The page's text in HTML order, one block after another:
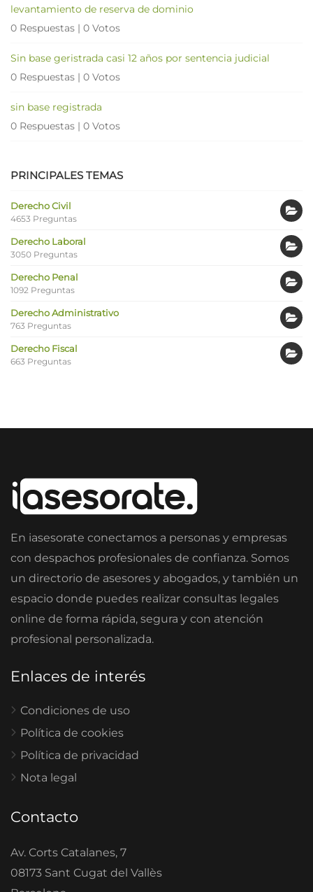
levantamiento de reserva de dominio
0 Respuestas | 0 Votos
Sin base geristrada casi 12 años por sentencia judicial
0 Respuestas | 0 Votos
sin base registrada
0 Respuestas | 0 Votos
PRINCIPALES TEMAS
Derecho Civil
4653 Preguntas
Derecho Laboral
3050 Preguntas
Derecho Penal
1092 Preguntas
Derecho Administrativo
763 Preguntas
Derecho Fiscal
663 Preguntas
En iasesorate conectamos a personas y empresas
con despachos profesionales de confianza. Somos
un directorio de asesores y abogados, y también un
espacio donde puedes realizar consultas legales
online de forma rápida, segura y con atención
profesional personalizada.
Enlaces de interés
Condiciones de uso
Política de cookies
Política de privacidad
Nota legal
Contacto
Av. Corts Catalanes, 7
08173 Sant Cugat del Vallès